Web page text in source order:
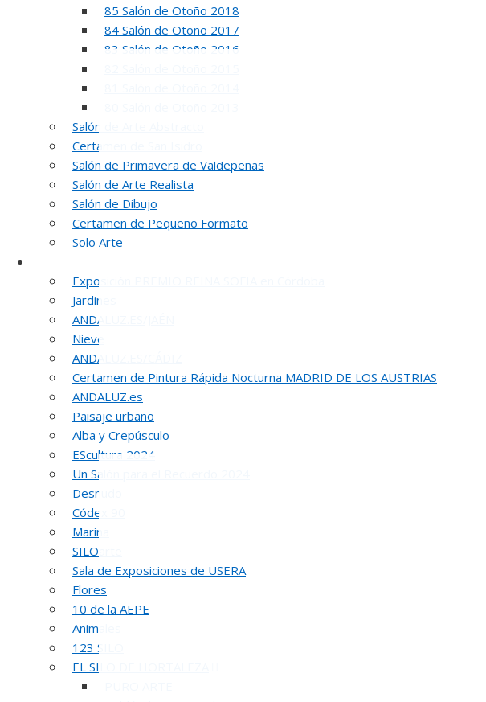
85 Salón de Otoño 2018
84 Salón de Otoño 2017
83 Salón de Otoño 2016
Salón de Arte Abstracto
Certamen de San Isidro
Salón de Primavera de Valdepeñas
Salón de Arte Realista
Salón de Dibujo
Certamen de Pequeño Formato
Solo Arte
Exposición PREMIO REINA SOFIA en Córdoba
Jardines
ANDALUZ.ES/JAÉN
Nieve
ANDALUZ.ES/CÁDIZ
Certamen de Pintura Rápida Nocturna MADRID DE LOS AUSTRIAS
ANDALUZ.es
Paisaje urbano
Alba y Crepúsculo
EScultura 2024
Un Salón para el Recuerdo 2024
Desnudo
Códex 90
Marina
SILOarte
Sala de Exposiciones de USERA
Flores
10 de la AEPE
Animales
123 SILO
EL SILO DE HORTALEZA